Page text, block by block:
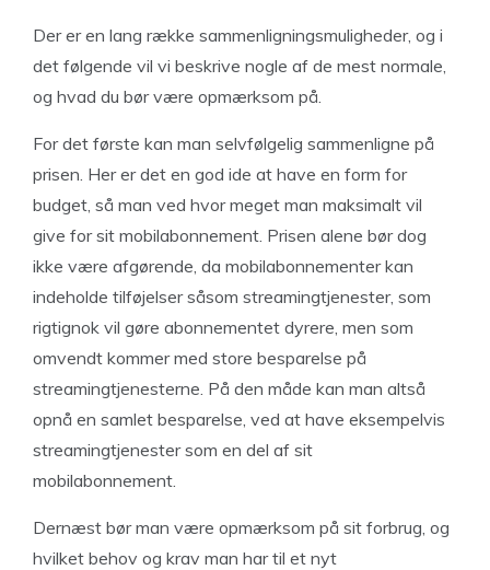
Der er en lang række sammenligningsmuligheder, og i
det følgende vil vi beskrive nogle af de mest normale,
og hvad du bør være opmærksom på.
For det første kan man selvfølgelig sammenligne på
prisen. Her er det en god ide at have en form for
budget, så man ved hvor meget man maksimalt vil
give for sit mobilabonnement. Prisen alene bør dog
ikke være afgørende, da mobilabonnementer kan
indeholde tilføjelser såsom streamingtjenester, som
rigtignok vil gøre abonnementet dyrere, men som
omvendt kommer med store besparelse på
streamingtjenesterne. På den måde kan man altså
opnå en samlet besparelse, ved at have eksempelvis
streamingtjenester som en del af sit
mobilabonnement.
Dernæst bør man være opmærksom på sit forbrug, og
hvilket behov og krav man har til et nyt